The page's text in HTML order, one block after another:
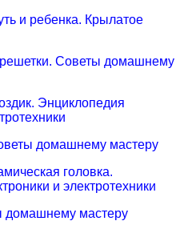
и ребенка. Крылатое
Советы домашнему
Энциклопедия
домашнему мастеру
головка.
и электротехники
домашнему мастеру